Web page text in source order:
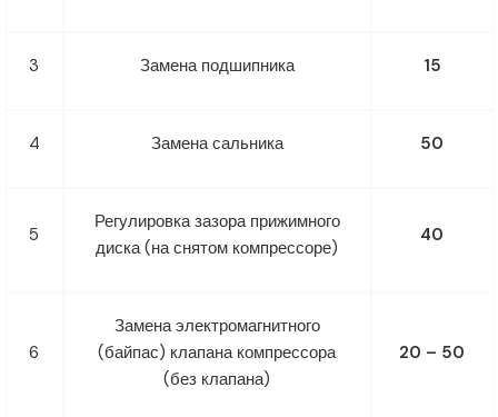
3 Замена подшипника 15
4 Замена сальника 50
5
Регулировка зазора прижимного
диска (на снятом компрессоре)
40
6
Замена электромагнитного
(байпас) клапана компрессора
(без клапана)
20 – 50